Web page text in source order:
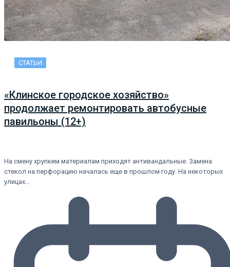
СТАТЬИ
«Клинское городское хозяйство»
продолжает ремонтировать автобусные
павильоны (12+)
На смену хрупким материалам приходят антивандальные. Замена
стекол на перфорацию началась еще в прошлом году. На некоторых
улицах…